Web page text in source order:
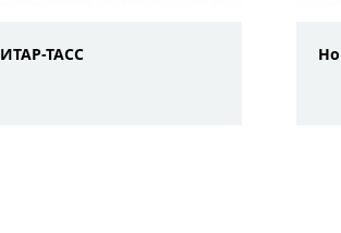
ИТАР-ТАСС